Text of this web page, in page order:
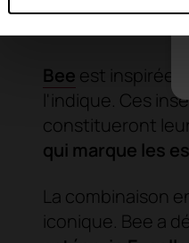
Bee est inspirée
l'indique. Ces
constitueront
qui marque les
La combinaison
iconique. Bee a